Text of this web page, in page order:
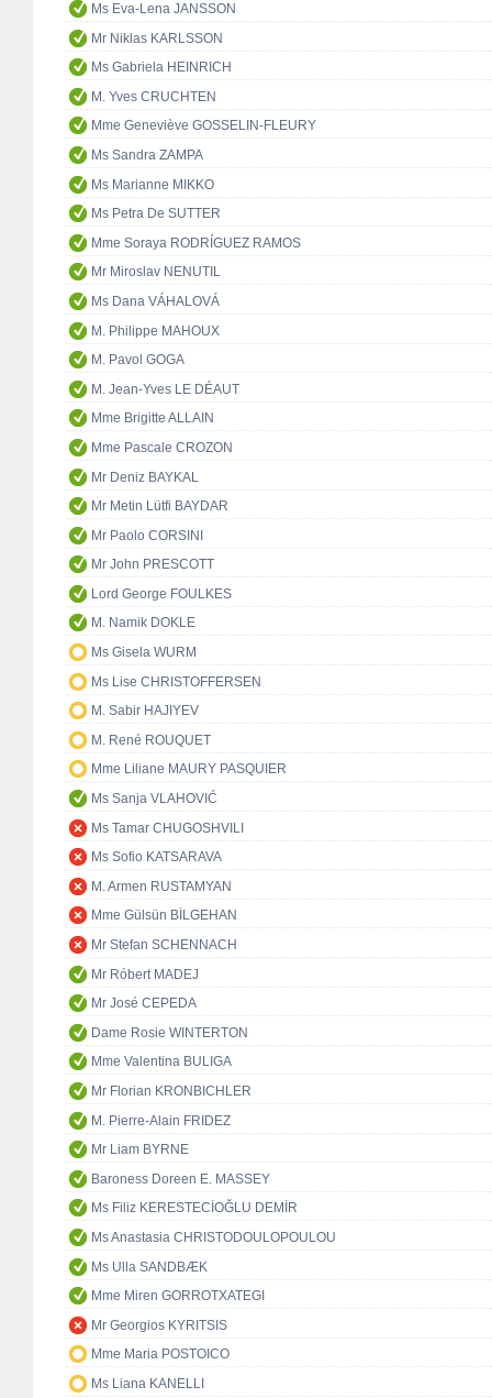
Ms Eva-Lena JANSSON
Mr Niklas KARLSSON
Ms Gabriela HEINRICH
M. Yves CRUCHTEN
Mme Geneviève GOSSELIN-FLEURY
Ms Sandra ZAMPA
Ms Marianne MIKKO
Ms Petra De SUTTER
Mme Soraya RODRÍGUEZ RAMOS
Mr Miroslav NENUTIL
Ms Dana VÁHALOVÁ
M. Philippe MAHOUX
M. Pavol GOGA
M. Jean-Yves LE DÉAUT
Mme Brigitte ALLAIN
Mme Pascale CROZON
Mr Deniz BAYKAL
Mr Metin Lütfi BAYDAR
Mr Paolo CORSINI
Mr John PRESCOTT
Lord George FOULKES
M. Namik DOKLE
Ms Gisela WURM
Ms Lise CHRISTOFFERSEN
M. Sabir HAJIYEV
M. René ROUQUET
Mme Liliane MAURY PASQUIER
Ms Sanja VLAHOVIĆ
Ms Tamar CHUGOSHVILI
Ms Sofio KATSARAVA
M. Armen RUSTAMYAN
Mme Gülsün BİLGEHAN
Mr Stefan SCHENNACH
Mr Róbert MADEJ
Mr José CEPEDA
Dame Rosie WINTERTON
Mme Valentina BULIGA
Mr Florian KRONBICHLER
M. Pierre-Alain FRIDEZ
Mr Liam BYRNE
Baroness Doreen E. MASSEY
Ms Filiz KERESTECİOĞLU DEMİR
Ms Anastasia CHRISTODOULOPOULOU
Ms Ulla SANDBÆK
Mme Miren GORROTXATEGI
Mr Georgios KYRITSIS
Mme Maria POSTOICO
Ms Liana KANELLI